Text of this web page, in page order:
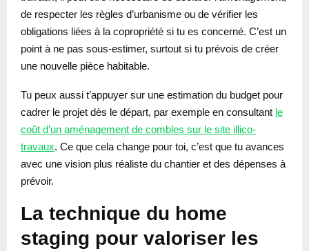
de respecter les règles d’urbanisme ou de vérifier les
obligations liées à la copropriété si tu es concerné. C’est un
point à ne pas sous-estimer, surtout si tu prévois de créer
une nouvelle pièce habitable.
Tu peux aussi t’appuyer sur une estimation du budget pour
cadrer le projet dès le départ, par exemple en consultant le
coût d’un aménagement de combles sur le site illico-
travaux. Ce que cela change pour toi, c’est que tu avances
avec une vision plus réaliste du chantier et des dépenses à
prévoir.
La technique du home
staging pour valoriser les